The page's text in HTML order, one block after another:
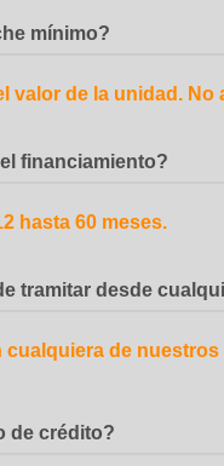
mínimo?
valor de la unidad.
financiamiento?
hasta 60 meses.
tramitar desde
cualquiera de
de crédito?